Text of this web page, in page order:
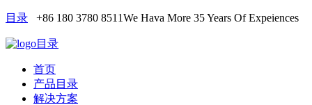
目录 +86 180 3780 8511We Hava More 35 Years Of Expeiences
目录
首页
产品目录
解决方案